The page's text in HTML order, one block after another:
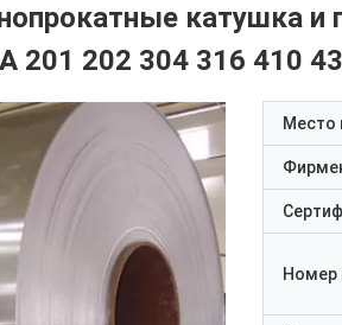
катушка
201 202 304 316 410
Место
Номер